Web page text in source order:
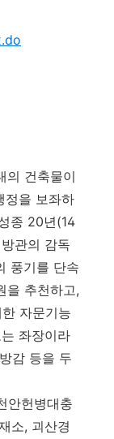
의 건축물이
정을 보좌하
종 20년(14
관의 감독
풍기를 단속
을 추천하고,
자문기능
좌장이라
감 등을 두
안헌병대충
소, 괴산경